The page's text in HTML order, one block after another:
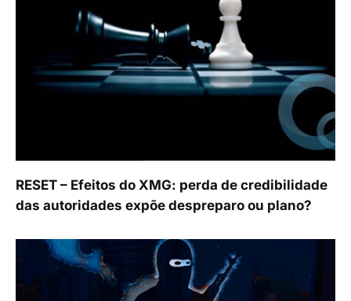
RESET – Efeitos do XMG: perda de credibilidade
das autoridades expõe despreparo ou plano?